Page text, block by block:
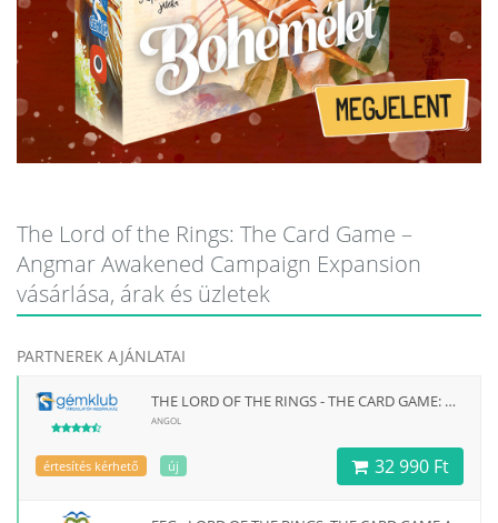
The Lord of the Rings: The Card Game –
Angmar Awakened Campaign Expansion
vásárlása, árak és üzletek
PARTNEREK AJÁNLATAI
THE LORD OF THE RINGS - THE CARD GAME: ANGMAR AWAKENED CAMPAIGN EXPANSION
ANGOL
értesítés kérhető új 32 990 Ft